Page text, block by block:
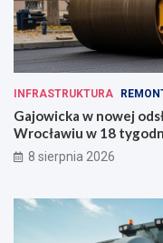
INFRASTRUKTURA
Gajowicka w nowej
Wrocławiu w 18
8 sierpnia 2026